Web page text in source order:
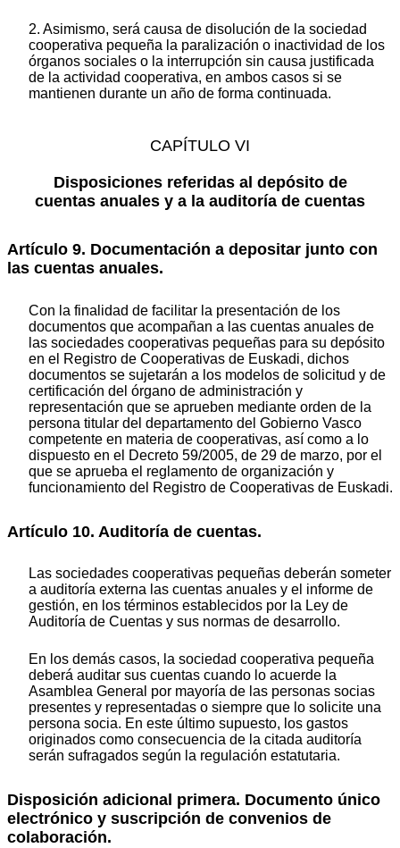
2. Asimismo, será causa de disolución de la sociedad
cooperativa pequeña la paralización o inactividad de los
órganos sociales o la interrupción sin causa justificada
de la actividad cooperativa, en ambos casos si se
mantienen durante un año de forma continuada.
CAPÍTULO VI
Disposiciones referidas al depósito de
cuentas anuales y a la auditoría de cuentas
Artículo 9. Documentación a depositar junto con
las cuentas anuales.
Con la finalidad de facilitar la presentación de los
documentos que acompañan a las cuentas anuales de
las sociedades cooperativas pequeñas para su depósito
en el Registro de Cooperativas de Euskadi, dichos
documentos se sujetarán a los modelos de solicitud y de
certificación del órgano de administración y
representación que se aprueben mediante orden de la
persona titular del departamento del Gobierno Vasco
competente en materia de cooperativas, así como a lo
dispuesto en el Decreto 59/2005, de 29 de marzo, por el
que se aprueba el reglamento de organización y
funcionamiento del Registro de Cooperativas de Euskadi.
Artículo 10. Auditoría de cuentas.
Las sociedades cooperativas pequeñas deberán someter
a auditoría externa las cuentas anuales y el informe de
gestión, en los términos establecidos por la Ley de
Auditoría de Cuentas y sus normas de desarrollo.
En los demás casos, la sociedad cooperativa pequeña
deberá auditar sus cuentas cuando lo acuerde la
Asamblea General por mayoría de las personas socias
presentes y representadas o siempre que lo solicite una
persona socia. En este último supuesto, los gastos
originados como consecuencia de la citada auditoría
serán sufragados según la regulación estatutaria.
Disposición adicional primera. Documento único
electrónico y suscripción de convenios de
colaboración.